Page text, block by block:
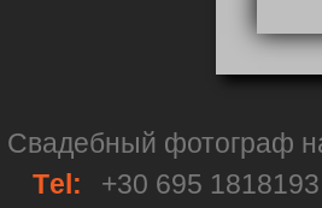
Свадебный фотограф
Тel:
+30 695